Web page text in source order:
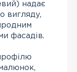
надає
вигляду,
фасадів.